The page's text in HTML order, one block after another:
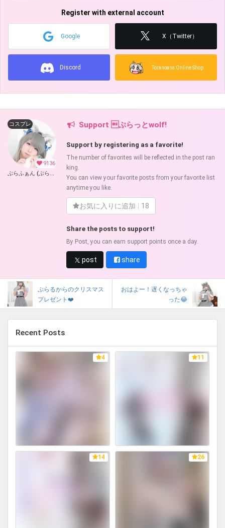
Register with external account
Google X（Twitter）
Discord Toranoana Online Shop
9136
コスプレ
ぷらふぁん (ぷらっとwolf)
Support ぷらっとwolf!
Support by registering as a favorite!
The number of favorites will be reflected in the post ran
king.
You can view your favorite posts from your favorite list
anytime you like.
お気に入りに追加 18
Share the posts to support!
By Post, you can earn support points once a day.
post share
ぷらるからのクリスマス
プレゼント❤️
おはよー！遅くなっちゃ
った😂
Recent Posts
4 11
14 26